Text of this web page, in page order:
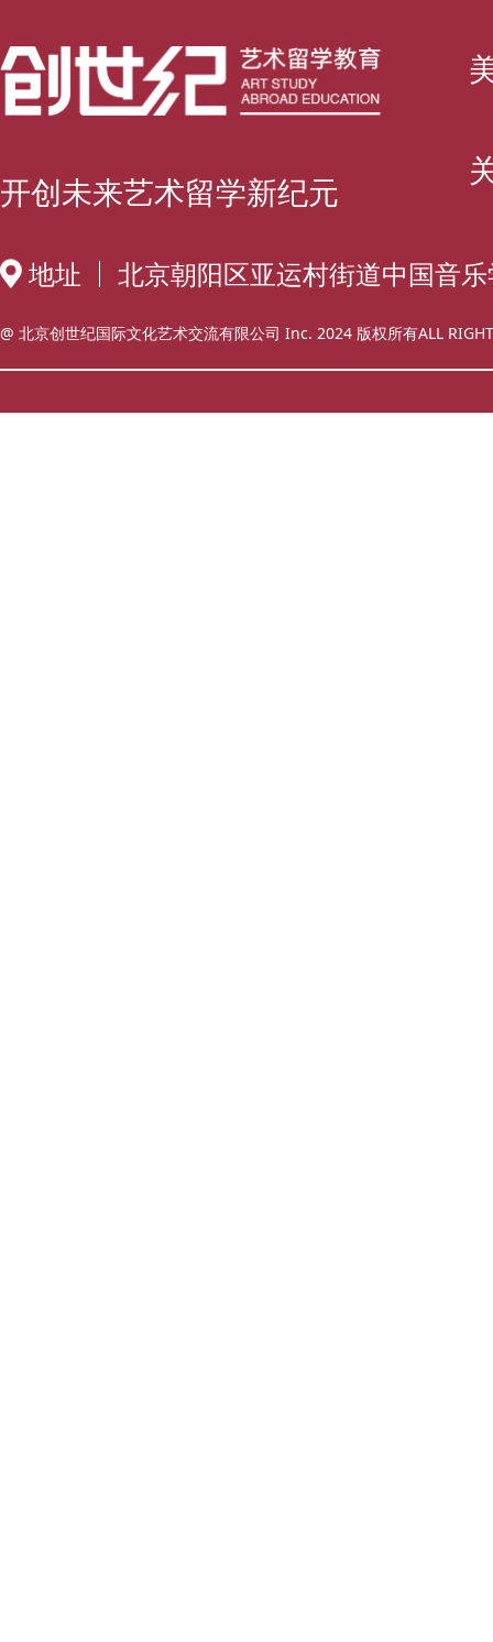
开创未来艺术留学新纪元
地址 北京朝阳区亚运村街道中国音
@ 北京创世纪国际文化艺术交流有限公司 Inc. 2024 版权所有ALL